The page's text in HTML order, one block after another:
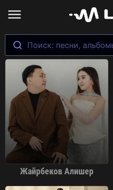
Поиск: песни,
Жайрбеков Алишер